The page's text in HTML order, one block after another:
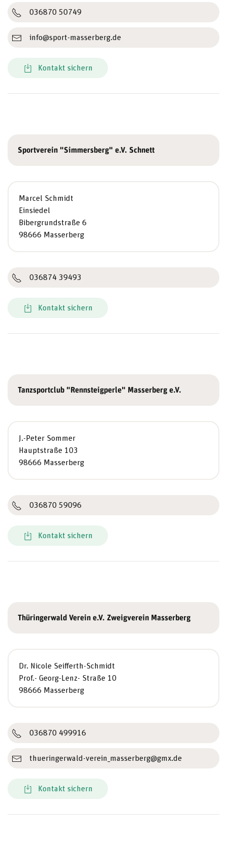
036870 50749
info@sport-masserberg.de
Kontakt sichern
Sportverein "Simmersberg" e.V. Schnett
Marcel Schmidt
Einsiedel
Bibergrundstraße 6
98666 Masserberg
036874 39493
Kontakt sichern
Tanzsportclub "Rennsteigperle" Masserberg e.V.
J.-Peter Sommer
Hauptstraße 103
98666 Masserberg
036870 59096
Kontakt sichern
Thüringerwald Verein e.V. Zweigverein Masserberg
Dr. Nicole Seifferth-Schmidt
Prof.- Georg-Lenz- Straße 10
98666 Masserberg
036870 499916
thueringerwald-verein_masserberg@gmx.de
Kontakt sichern